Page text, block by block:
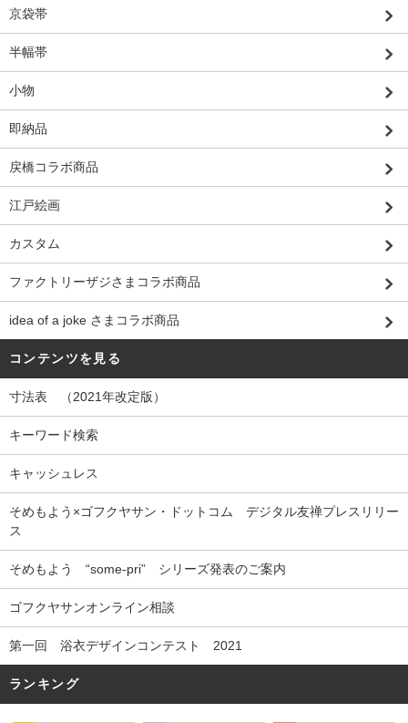
京袋帯
半幅帯
小物
即納品
戻橋コラボ商品
江戸絵画
カスタム
ファクトリーザジさまコラボ商品
idea of a joke さまコラボ商品
コンテンツを見る
寸法表 （2021年改定版）
キーワード検索
キャッシュレス
そめもよう×ゴフクヤサン・ドットコム デジタル友禅プレスリリー
ス
そめもよう “some-pri” シリーズ発表のご案内
ゴフクヤサンオンライン相談
第一回 浴衣デザインコンテスト 2021
ランキング